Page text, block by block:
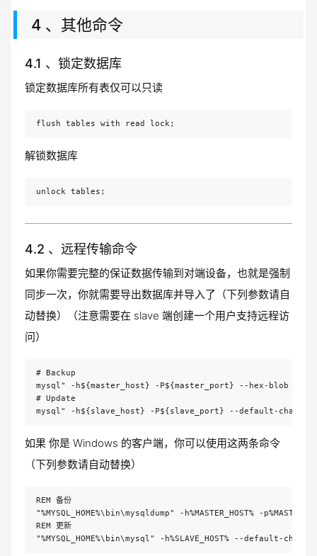
4 、其他命令
4.1 、锁定数据库
锁定数据库所有表仅可以只读
flush tables with read lock;
解锁数据库
unlock tables;
4.2 、远程传输命令
如果你需要完整的保证数据传输到对端设备，也就是强制
同步一次，你就需要导出数据库并导入了（下列参数请自
动替换）（注意需要在 slave 端创建一个用户支持远程访
问）
# Backup
mysql" -h${master_host} -P${master_port} --hex-blob -
# Update
mysql" -h${slave_host} -P${slave_port} --default-
如果 你是 Windows 的客户端，你可以使用这两条命令
（下列参数请自动替换）
REM 备份
"%MYSQL_HOME%\bin\mysqldump" -h%MASTER_HOST% -
REM 更新
"%MYSQL_HOME%\bin\mysql" -h%SLAVE_HOST% --default-character-